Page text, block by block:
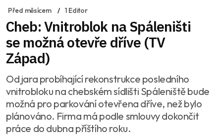
Před měsícem 1 Editor
Cheb: Vnitroblok na Spáleništi
se možná otevře dříve (TV
Západ)
Od jara probíhající rekonstrukce posledního
vnitrobloku na chebském sídlišti Spáleniště bude
možná pro parkování otevřena dříve, než bylo
plánováno. Firma má podle smlouvy dokončit
práce do dubna příštího roku.